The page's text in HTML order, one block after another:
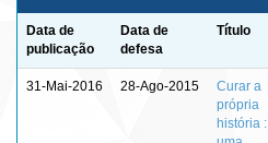
Data de
publicação
Data de
defesa
Título
31-Mai-2016 28-Ago-2015
Curar a
própria
história :